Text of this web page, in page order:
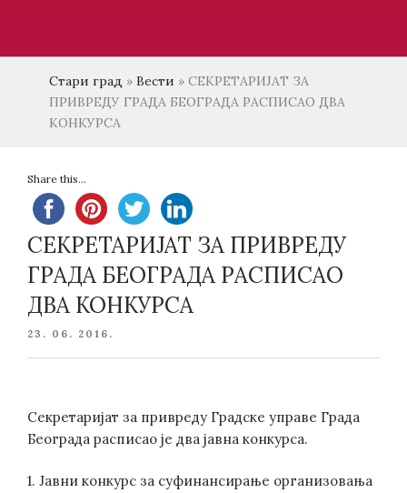
Стари град » Вести » СЕКРЕТАРИЈАТ ЗА
ПРИВРЕДУ ГРАДА БЕОГРАДА РАСПИСАО ДВА
КОНКУРСА
Share this...
СЕКРЕТАРИЈАТ ЗА ПРИВРЕДУ
ГРАДА БЕОГРАДА РАСПИСАО
ДВА КОНКУРСА
POSTED
23. 06. 2016.
Секретаријат за привреду Градске управе Града
Београда расписао је два јавна конкурса.
1. Јавни конкурс за суфинансирање организовања